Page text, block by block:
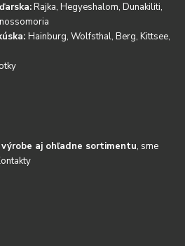
Rajka, Hegyeshalom, Dunakiliti,
Hainburg, Wolfsthal, Berg, Kittsee,
aj ohľadne sortimentu, sme